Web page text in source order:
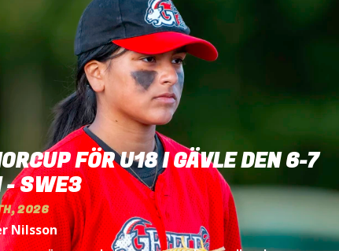
FÖR U18 I GÄVLE DEN 6-7
- SWE3
2026
Nilsson